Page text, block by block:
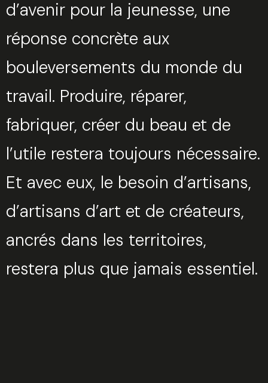
d’avenir pour la jeunesse, une
réponse concrète aux
bouleversements du monde du
travail. Produire, réparer,
fabriquer, créer du beau et de
l’utile restera toujours nécessaire.
Et avec eux, le besoin d’artisans,
d’artisans d’art et de créateurs,
ancrés dans les territoires,
restera plus que jamais essentiel.
Sélectionnez une manufacture
Sélectionnez une durée
Valider